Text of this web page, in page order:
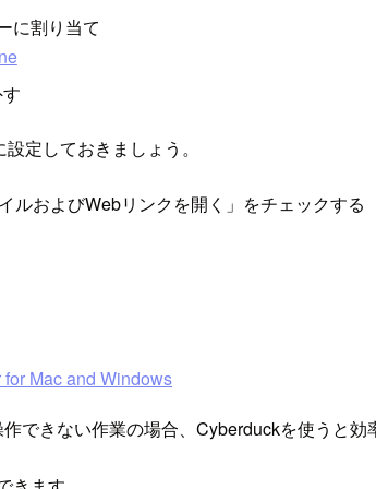
に割り当て
定しておきましょう。
ルおよびWebリンクを開く」をチェックする
Mac and Windows
きない作業の場合、Cyberduckを使うと効